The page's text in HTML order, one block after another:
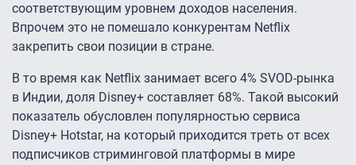
соответствующим уровнем доходов населения.
Впрочем это не помешало конкурентам Netflix
закрепить свои позиции в стране.
В то время как Netflix занимает всего 4% SVOD-рынка
в Индии, доля Disney+ составляет 68%. Такой высокий
показатель обусловлен популярностью сервиса
Disney+ Hotstar, на который приходится треть от всех
подписчиков стриминговой платформы в мире